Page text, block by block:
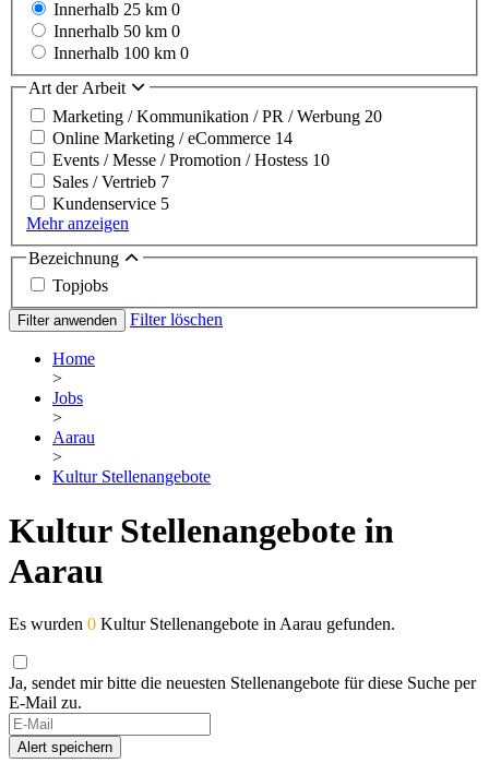
Innerhalb 25 km 0
Innerhalb 50 km 0
Innerhalb 100 km 0
Art der Arbeit
Marketing / Kommunikation / PR / Werbung 20
Online Marketing / eCommerce 14
Events / Messe / Promotion / Hostess 10
Sales / Vertrieb 7
Kundenservice 5
Mehr anzeigen
Bezeichnung
Topjobs
Filter anwenden Filter löschen
Home
>
Jobs
>
Aarau
>
Kultur Stellenangebote
Kultur Stellenangebote in
Aarau
Es wurden 0 Kultur Stellenangebote in Aarau gefunden.
Ja, sendet mir bitte die neuesten Stellenangebote für diese Suche per
E-Mail zu.
Alert speichern